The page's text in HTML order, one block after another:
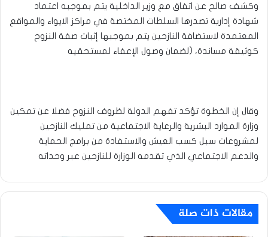
وكشف صالح عن اتفاق مع وزير الداخلية يتم بموجبه اعتماد
شهادة إدارية تصدرها السلطات المختصة في مراكز الايواء والمواقع
المعتمدة لاستضافة النازحين يتم بموجبها إثبات صفة النزوح
كوثيقة مساندة، (لضمان وصول الإعفاء لمستحقيه
وقال إن الخطوة تؤكد تفهم الدولة لظروف النزوح فضلا عن تمكين
وزارة الموارد البشرية والرعاية الاجتماعية من تمليك النازحين
لمشروعات سبل كسب العيش والاستفادة من برامج الحماية
والدعم الاجتماعي الذي تقدمه الوزارة للنازحين عبر وحداته
مقالات ذات صلة